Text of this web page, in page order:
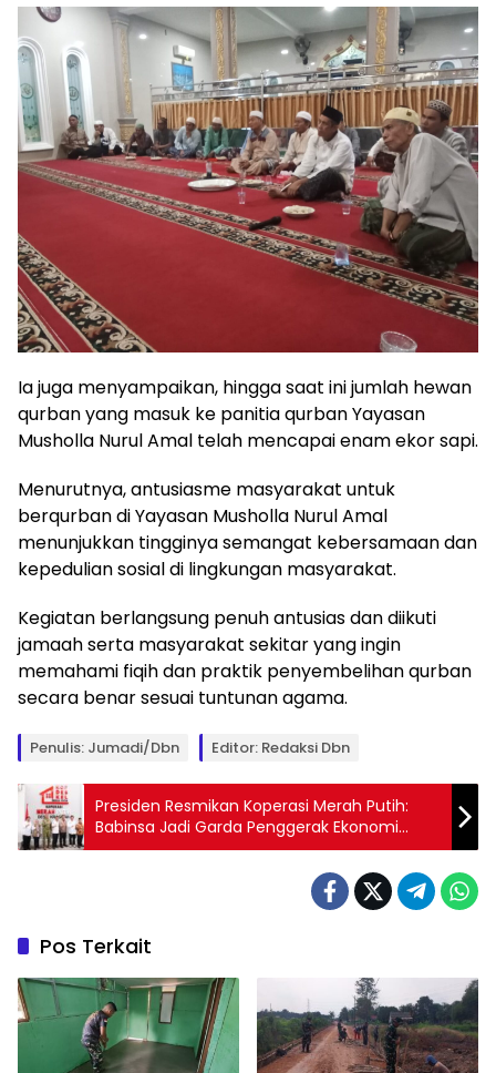
Ia juga menyampaikan, hingga saat ini jumlah hewan
qurban yang masuk ke panitia qurban Yayasan
Musholla Nurul Amal telah mencapai enam ekor sapi.
Menurutnya, antusiasme masyarakat untuk
berqurban di Yayasan Musholla Nurul Amal
menunjukkan tingginya semangat kebersamaan dan
kepedulian sosial di lingkungan masyarakat.
Kegiatan berlangsung penuh antusias dan diikuti
jamaah serta masyarakat sekitar yang ingin
memahami fiqih dan praktik penyembelihan qurban
secara benar sesuai tuntunan agama.
Penulis: Jumadi/Dbn Editor: Redaksi Dbn
Presiden Resmikan Koperasi Merah Putih:
Babinsa Jadi Garda Penggerak Ekonomi
Desa
Pos Terkait